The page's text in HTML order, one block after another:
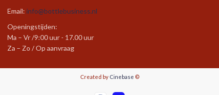
Email: info@bottlebusiness.nl
Openingstijden:
Ma – Vr /9:00 uur - 17.00 uur
Za – Zo / Op aanvraag
Created byCinebase ©